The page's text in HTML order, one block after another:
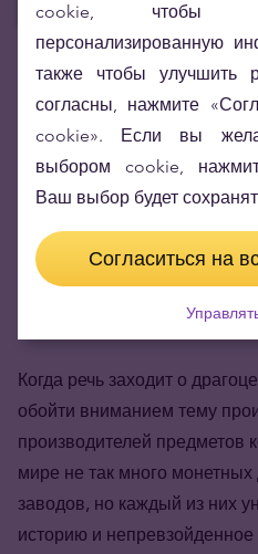
Статьи блога (1)
Официальные
и монетные дворы
Когда речь заходит о
обойти вниманием тему
производителей предметов
мире не так много
заводов, но каждый из них
историю и
cookie, чтобы
персонализированную
также чтобы улучшить
согласны, нажмите
cookie». Если вы
выбором cookie,
Ваш выбор будет
Согласиться на